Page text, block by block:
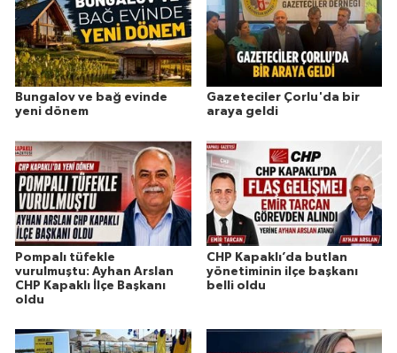
Bungalov ve bağ evinde
yeni dönem
Gazeteciler Çorlu'da bir
araya geldi
Pompalı tüfekle
vurulmuştu: Ayhan Arslan
CHP Kapaklı İlçe Başkanı
oldu
CHP Kapaklı’da butlan
yönetiminin ilçe başkanı
belli oldu